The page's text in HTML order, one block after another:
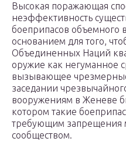
Высокая поражающая
неэффективность
боеприпасов объемного
основанием для того,
Объединенных Наций
оружие как негуманное
вызывающее
заседании
вооружениям в Женеве
котором такие
требующим запрещения
сообществом.